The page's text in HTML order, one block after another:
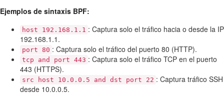
Ejemplos de sintaxis BPF:
host 192.168.1.1 : Captura solo el tráfico hacia o desde la IP
192.168.1.1.
port 80 : Captura solo el tráfico del puerto 80 (HTTP).
tcp and port 443 : Captura solo el tráfico TCP en el puerto
443 (HTTPS).
src host 10.0.0.5 and dst port 22 : Captura tráfico SSH
desde 10.0.0.5.